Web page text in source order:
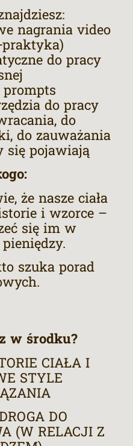
nagrania video
do pracy
do pracy
do
do zauważania
się pojawiają
że nasze ciała
i wzorce –
się im w
szuka porad
w środku?
CIAŁA I
STYLE
DO
(W RELACJI Z